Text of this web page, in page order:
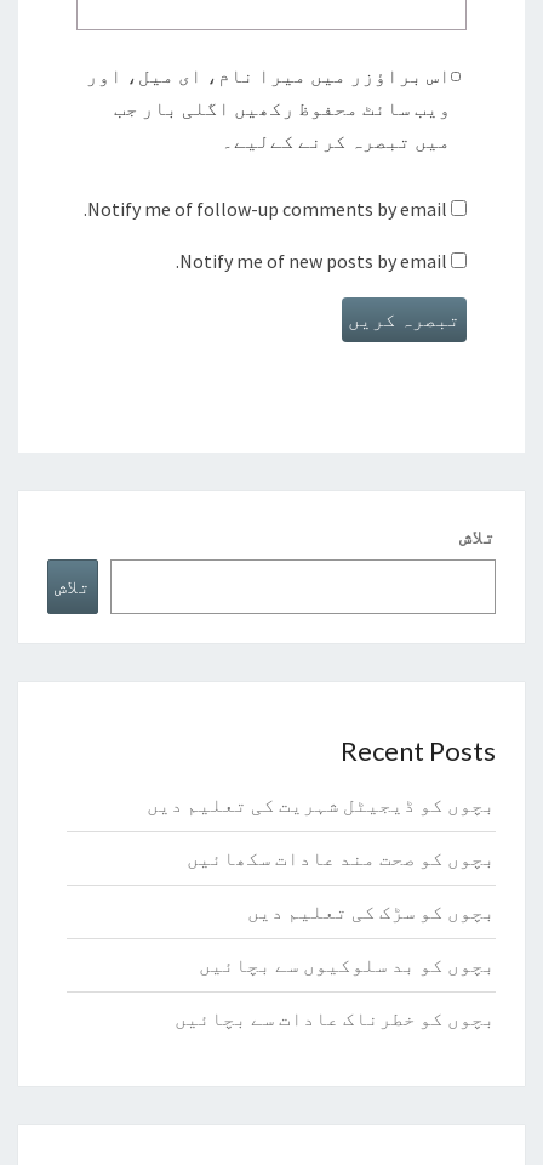
اس براؤزر میں میرا نام، ای میل، اور
ویب سائٹ محفوظ رکھیں اگلی بار جب
میں تبصرہ کرنے کےلیے۔
Notify me of follow-up comments by email.
Notify me of new posts by email.
تلاش
تلاش
Recent Posts
بچوں کو ڈیجیٹل شہریت کی تعلیم دیں
بچوں کو صحت مند عادات سکھائیں
بچوں کو سڑک کی تعلیم دیں
بچوں کو بد سلوکیوں سے بچائیں
بچوں کو خطرناک عادات سے بچائیں